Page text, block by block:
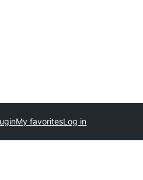
My favoritesLog in